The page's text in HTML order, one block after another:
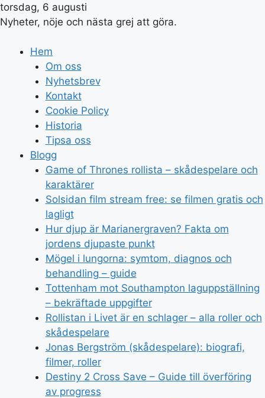
torsdag, 6 augusti
Nyheter, nöje och nästa grej att göra.
Hem
Om oss
Nyhetsbrev
Kontakt
Cookie Policy
Historia
Tipsa oss
Blogg
Game of Thrones rollista – skådespelare och
karaktärer
Solsidan film stream free: se filmen gratis och
lagligt
Hur djup är Marianergraven? Fakta om
jordens djupaste punkt
Mögel i lungorna: symtom, diagnos och
behandling – guide
Tottenham mot Southampton laguppställning
– bekräftade uppgifter
Rollistan i Livet är en schlager – alla roller och
skådespelare
Jonas Bergström (skådespelare): biografi,
filmer, roller
Destiny 2 Cross Save – Guide till överföring
av progress